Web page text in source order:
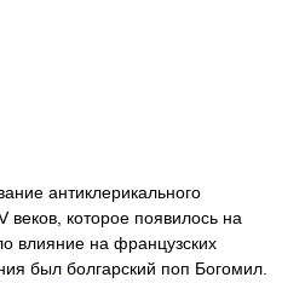
антиклерикального
веков, которое появилось на
влияние на французских
был болгарский поп Богомил.